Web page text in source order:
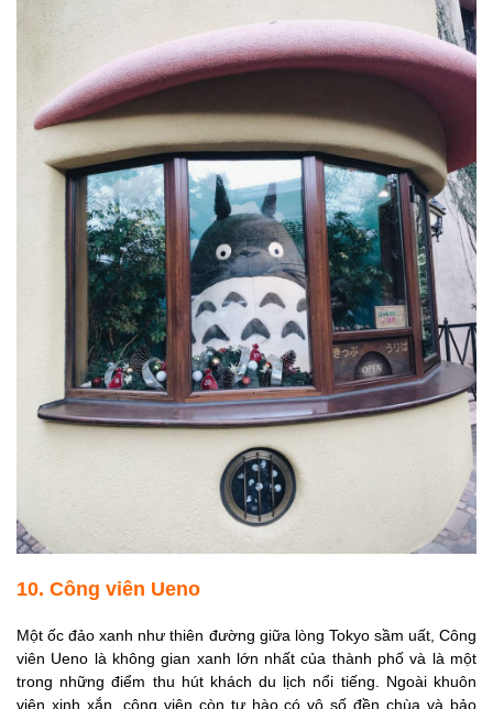
10. Công viên Ueno
Một ốc đảo xanh như thiên đường giữa lòng Tokyo sầm uất, Công
viên Ueno là không gian xanh lớn nhất của thành phố và là một
trong những điểm thu hút khách du lịch nổi tiếng. Ngoài khuôn
viên xinh xắn, công viên còn tự hào có vô số đền chùa và bảo